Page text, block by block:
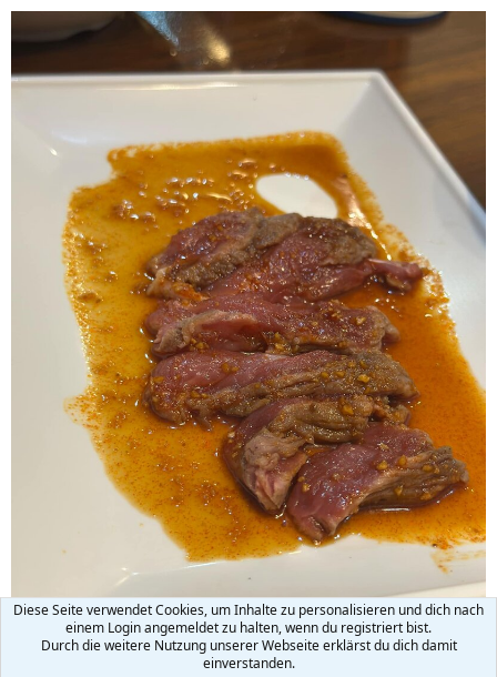
Diese Seite verwendet Cookies, um Inhalte zu personalisieren und dich nach
einem Login angemeldet zu halten, wenn du registriert bist.
Durch die weitere Nutzung unserer Webseite erklärst du dich damit
einverstanden.